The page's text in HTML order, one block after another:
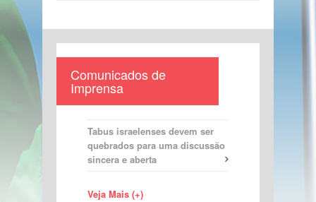
Comunicados de
Imprensa
Tabus israelenses devem ser
quebrados para uma discussão
sincera e aberta
Veja Mais (+)